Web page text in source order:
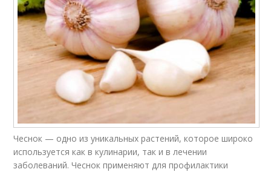
Чеснок — одно из уникальных растений, которое широко
используется как в кулинарии, так и в лечении
заболеваний. Чеснок применяют для профилактики